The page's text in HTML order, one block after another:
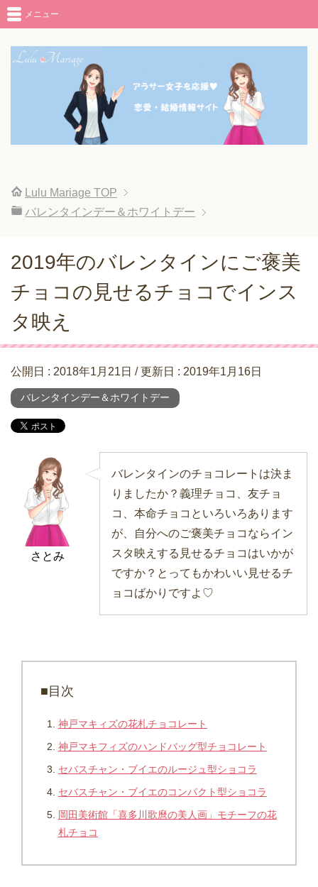
メニュー
Lulu Mariage TOP
バレンタインデー＆ホワイトデー
2019年のバレンタインにご褒美
チョコの見せるチョコでインス
タ映え
公開日 : 2018年1月21日 / 更新日 : 2019年1月16日
バレンタインデー＆ホワイトデー
さとみ
バレンタインのチョコレートは決ま
りましたか？義理チョコ、友チョ
コ、本命チョコといろいろあります
が、自分へのご褒美チョコならイン
スタ映えする見せるチョコはいかが
ですか？とってもかわいい見せるチ
ョコばかりですよ♡
■目次
神戸マキィズの花札チョコレート
神戸マキフィズのハンドバッグ型チョコレート
セバスチャン・ブイエのルージュ型ショコラ
セバスチャン・ブイエのコンパクト型ショコラ
岡田美術館「喜多川歌麿の美人画」モチーフの花
札チョコ